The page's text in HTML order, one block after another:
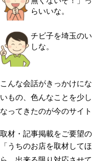
らいいな。
チビ子を埼玉の
しな。
こんな会話がきっかけに
いもの、色んなことを少
なってきたのが今のサイト
取材・記事掲載をご要望
「うちのお店を取材して